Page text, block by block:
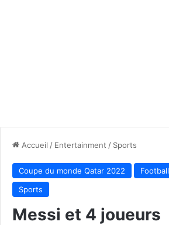
Accueil / Entertainment / Sports
Coupe du monde Qatar 2022 Football
Sports
Messi et 4 joueurs